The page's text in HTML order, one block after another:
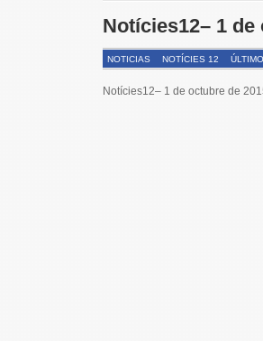
Notícies12– 1
NOTICIAS NOTÍCIES 12
Notícies12– 1 de octubre de